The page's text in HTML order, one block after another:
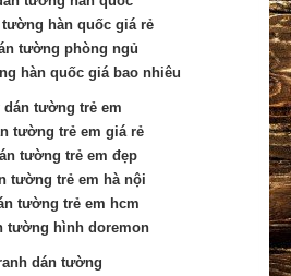
hàn quốc giá rẻ
tường phòng ngủ
hàn quốc giá bao nhiêu
dán tường trẻ em
tường trẻ em giá rẻ
tường trẻ em đẹp
tường trẻ em hà nội
tường trẻ em hcm
tường hình doremon
dán tường